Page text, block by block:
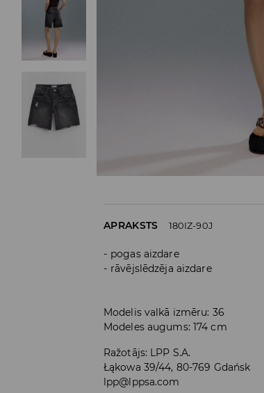
APRAKSTS 180IZ-90J
pogas aizdare
rāvējslēdzēja aizdare
Modelis valkā izmēru: 36
Modeles augums: 174 cm
Ražotājs: LPP S.A.
Łąkowa 39/44, 80-769 Gdańsk
lpp@lppsa.com